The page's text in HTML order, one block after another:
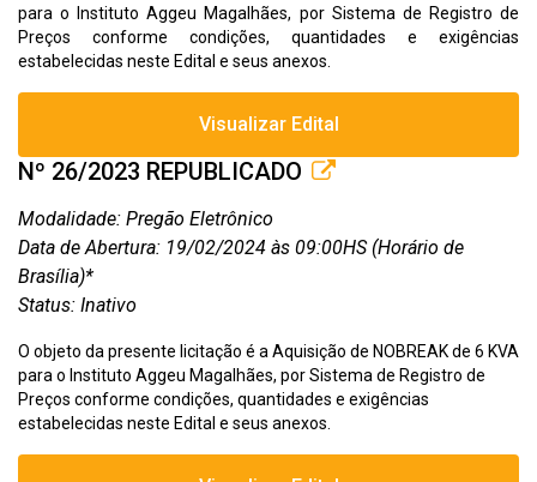
para o Instituto Aggeu Magalhães, por Sistema de Registro de
Preços conforme condições, quantidades e exigências
estabelecidas neste Edital e seus anexos.
Visualizar Edital
Nº 26/2023 REPUBLICADO
Modalidade: Pregão Eletrônico
Data de Abertura: 19/02/2024 às 09:00HS (Horário de
Brasília)*
Status: Inativo
O objeto da presente licitação é a Aquisição de NOBREAK de 6 KVA
para o Instituto Aggeu Magalhães, por Sistema de Registro de
Preços conforme condições, quantidades e exigências
estabelecidas neste Edital e seus anexos.